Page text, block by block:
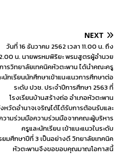
NEXT
วันที่ 16 ธันวาคม 2562 เวลา 11.00 น. ถึง
น. นายพรหมพิริยะ พรมสูตรผู้อำนวย
การวิทยาลัยเทคนิคหัวตะพาน ได้นำคณะครู
นักเรียนนักศึกษาเข้าแนะแนวการศึกษาต่อ
ระดับ ปวช. ประจำปีการศึกษา 2563 ที่
โรงเรียนบ้านสร้างถ่อ อำเภอหัวตะพาน
หวัดอำนาจเจริญได้ได้รับการต้อนรับและ
วามร่วมมือความร่วมมือจากคณะผู้บริหาร
ครูและนักเรียน เข้าแนะแนวในระดับ
ยมศึกษาปีที่ 3 เป็นอย่างดี วิทยาลัยเทคนิค
หัวตะพานจึงขอขอบคุณมาณโอกาสนี้